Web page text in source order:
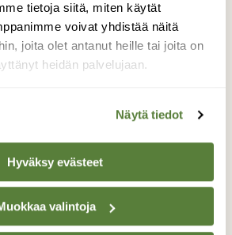
tietoja siitä, miten käytät
voivat yhdistää näitä
joita olet antanut heille tai joita on
heidän palvelujaan.
Näytä tiedot
Hyväksy evästeet
valintoja
Vihreää
ovat poissa, on jäänyt vain
matto. Kuvattu 18.5.2016.
Saarinen, Lempäälä 18.5.2016